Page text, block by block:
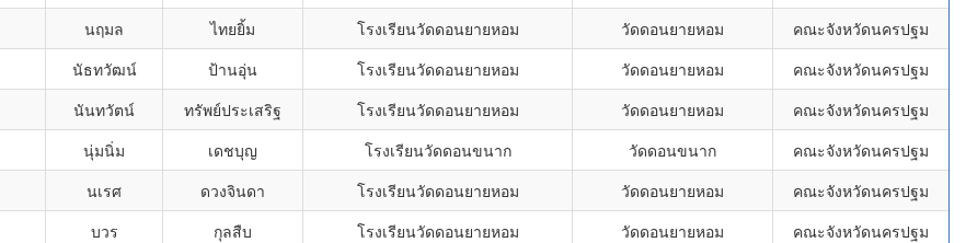
นฤมล ไทยยิ้ม โรงเรียนวัดดอนยายหอม วัดดอนยายหอม
คณะจังหวัดนครปฐม
นัธทวัฒน์ ป้านอุ่น โรงเรียนวัดดอนยายหอม วัดดอนยายหอม
คณะจังหวัดนครปฐม
นันทวัตน์ ทรัพย์ประเสริฐ โรงเรียนวัดดอนยายหอม วัดดอนยายหอม
คณะจังหวัดนครปฐม
นุ่มนิ่ม เดชบุญ โรงเรียนวัดดอนขนาก วัดดอนขนาก
คณะจังหวัดนครปฐม
นเรศ ดวงจินดา โรงเรียนวัดดอนยายหอม วัดดอนยายหอม
คณะจังหวัดนครปฐม
บวร กุลสืบ โรงเรียนวัดดอนยายหอม วัดดอนยายหอม
คณะจังหวัดนครปฐม